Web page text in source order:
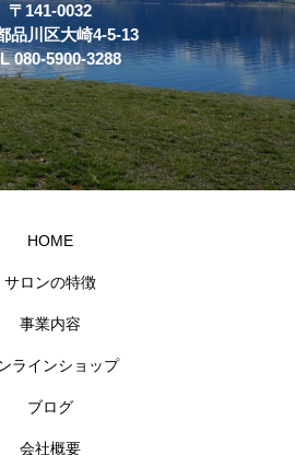
〒141-0032
品川区大崎4-5-13
080-5900-3288
HOME
サロンの特徴
事業内容
ラインショップ
ブログ
会社概要